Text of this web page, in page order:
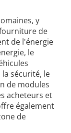
y
de
de l'énergie
le
sécurité, le
de modules
acheteurs et
également
de